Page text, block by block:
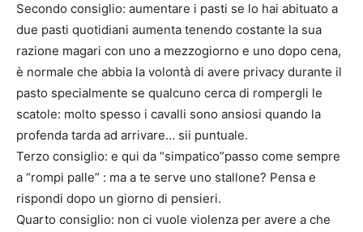
Secondo consiglio: aumentare i pasti se lo hai abituato a
due pasti quotidiani aumenta tenendo costante la sua
razione magari con uno a mezzogiorno e uno dopo cena,
è normale che abbia la volontà di avere privacy durante il
pasto specialmente se qualcuno cerca di rompergli le
scatole: molto spesso i cavalli sono ansiosi quando la
profenda tarda ad arrivare… sii puntuale.
Terzo consiglio: e qui da “simpatico”passo come sempre
a “rompi palle” : ma a te serve uno stallone? Pensa e
rispondi dopo un giorno di pensieri.
Quarto consiglio: non ci vuole violenza per avere a che